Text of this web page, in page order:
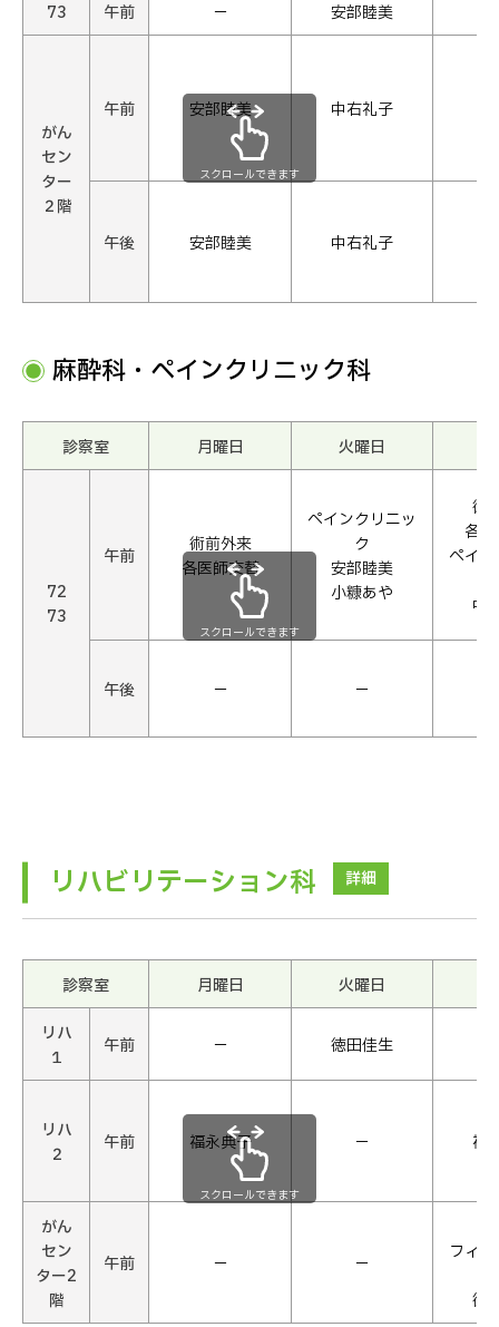
73 午前 − 安部睦美
がん
セン
ター
２階
午前 安部睦美 中右礼子
午後 安部睦美 中右礼子
スクロールできます
麻酔科・ペインクリニック科
診察室 月曜日 火曜日
72
73
午前
術前外来
各医師交替
ペインクリニッ
ク
安部睦美
小糠あや
術
各
ペイ
中
午後 − −
スクロールできます
リハビリテーション科 詳細
診察室 月曜日 火曜日
リハ
１
午前 − 徳田佳生
リハ
２
午前 福永典子 − 福
がん
セン
ター2
階
午前 − −
フィ
徳
スクロールできます